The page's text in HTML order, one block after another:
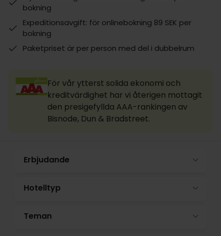
bokning
Expeditionsavgift: för onlinebokning 89 SEK per
bokning
Paketpriset är per person med del i dubbelrum
För vår ytterst solida ekonomi och
kreditvärdighet har vi återigen mottagit
den presigefyllda AAA-rankingen av
Bisnode, Dun & Bradstreet.
Erbjudande
Hotelltyp
Teman